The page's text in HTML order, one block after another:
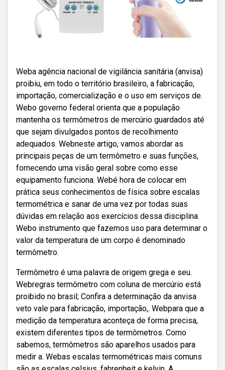
Weba agência nacional de vigilância sanitária (anvisa)
proibiu, em todo o território brasileiro, a fabricação,
importação, comercialização e o uso em serviços de.
Webo governo federal orienta que a população
mantenha os termômetros de mercúrio guardados até
que sejam divulgados pontos de recolhimento
adequados. Webneste artigo, vamos abordar as
principais peças de um termômetro e suas funções,
fornecendo uma visão geral sobre como esse
equipamento funciona. Webé hora de colocar em
prática seus conhecimentos de física sobre escalas
termométrica e sanar de uma vez por todas suas
dúvidas em relação aos exercícios dessa disciplina.
Webo instrumento que fazemos uso para determinar o
valor da temperatura de um corpo é denominado
termômetro.
Termômetro é uma palavra de origem grega e seu.
Webregras termômetro com coluna de mercúrio está
proibido no brasil; Confira a determinação da anvisa
veto vale para fabricação, importação,. Webpara que a
medição da temperatura aconteça de forma precisa,
existem diferentes tipos de termômetros. Como
sabemos, termômetros são aparelhos usados para
medir a. Webas escalas termométricas mais comuns